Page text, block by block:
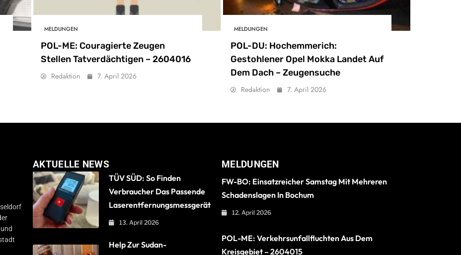
MELDUNGEN
POL-ME: Couragierte Zeugen
Stellen Tatverdächtigen – 2604016
Redaktion 7. April 2026
MELDUNGEN
POL-DU: Hochemmerich:
Gestohlener Opel Mokka Landet Auf
Dem Dach – Zeugensuche
Redaktion 7. April 2026
AKTUELLE NEWS
TÜV SÜD: So Finden
Verbraucher Das Passende
Laserentfernungsmessgerät
13. April 2026
Help Zur Sudan-
MELDUNGEN
FW-BO: Einsatzreicher Samstag Mit Mehreren
Schadenslagen In Bochum
12. April 2026
POL-ME: Verkehrsunfallfluchten Aus Dem
Kreisgebiet – 2604015